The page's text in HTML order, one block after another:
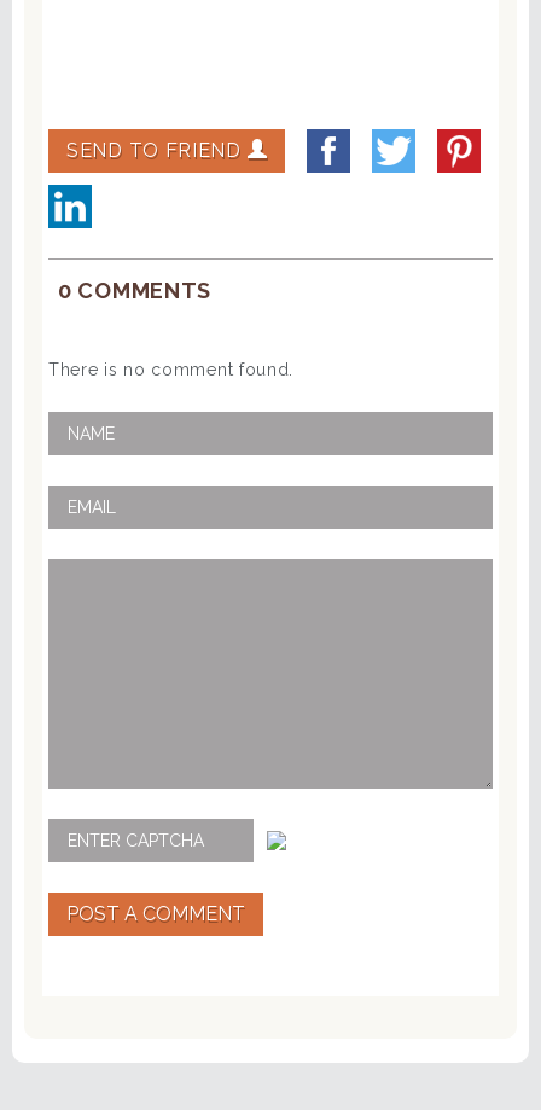
SEND TO FRIEND
0 COMMENTS
There is no comment found.
POST A COMMENT